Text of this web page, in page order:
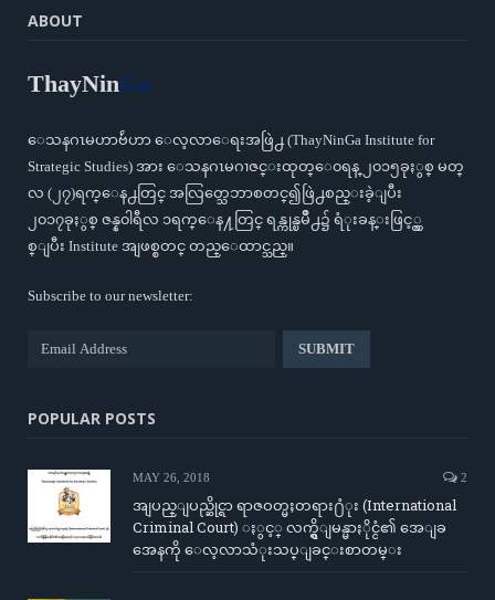
ABOUT
ThayNinGa
ေသနဂၤမဟာဗ်ဴဟာ ေလ့လာေရးအဖြဲ႕ (ThayNinGa Institute for
Strategic Studies) အား ေသနဂၤမဂၢဇင္းထုတ္ေ၀ရန္ ၂၀၁၅ခုႏွစ္ မတ္
လ (၂၇)ရက္ေန႕တြင္ အလြတ္သေဘာစတင္၍ဖြဲ႕စည္းခဲ့ျပီး
၂၀၁၇ခုႏွစ္ ဇန္န၀ါရီလ ၁ရက္ေန႔တြင္ ရန္ကုန္ၿမိဳ႕၌ ရံုးခန္းဖြင့္လွ
စ္ျပီး Institute အျဖစ္စတင္ တည္ေထာင္သည္။
Subscribe to our newsletter:
POPULAR POSTS
MAY 26, 2018 2
အျပည္ျပည္ဆိုင္ရာ ရာဇဝတ္မႈတရား႐ံုး (International
Criminal Court) ႏွင့္ လက္ရွိျမန္မာႏိုင္ငံ၏ အေျခ
အေနကို ေလ့လာသံုးသပ္ျခင္းစာတမ္း